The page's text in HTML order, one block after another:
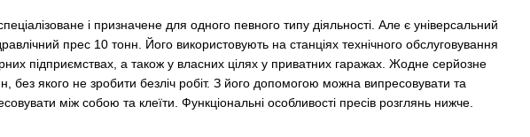
і призначене для одного певного типу діяльності. Але є універсальний
прес 10 тонн. Його використовують на станціях технічного обслуговування
підприємствах, а також у власних цілях у приватних гаражах. Жодне серйозне
без якого не зробити безліч робіт. З його допомогою можна випресовувати та
між собою та клеїти. Функціональні особливості пресів розглянь нижче.